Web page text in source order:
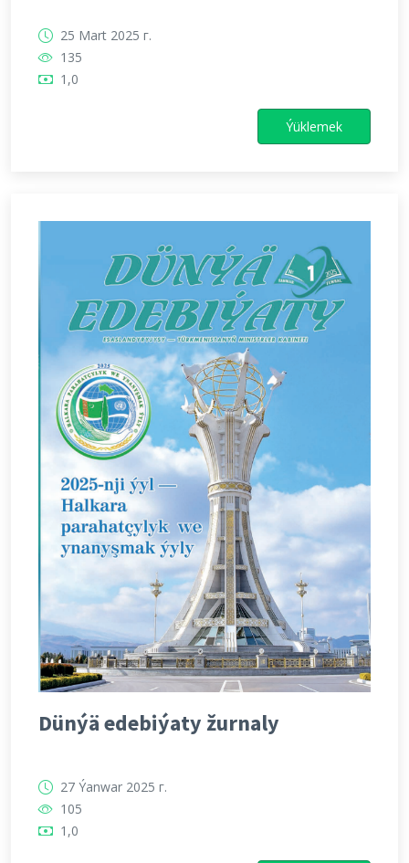
25 Mart 2025 г.
135
1,0
Ýüklemek
Dünýä edebiýaty žurnaly
27 Ýanwar 2025 г.
105
1,0